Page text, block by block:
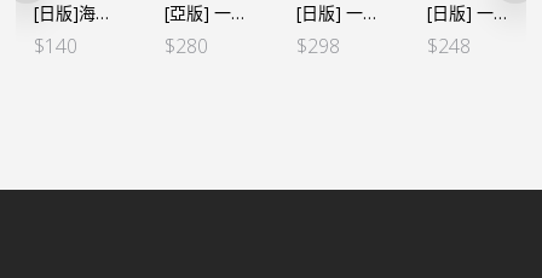
[日版]海賊王 DXF～THE GRANDLINE SERIES～EXTRA＋BOA.HANCOCK 女帝
$140
[亞版] 一番賞 Best of Omnibus E賞 基德
$280
[日版] 一番くじ -絶対的正義- E賞 海軍士兵24枚SET
$298
[日版] 一番くじ -情感回憶2- D賞 蕾貝卡
$248